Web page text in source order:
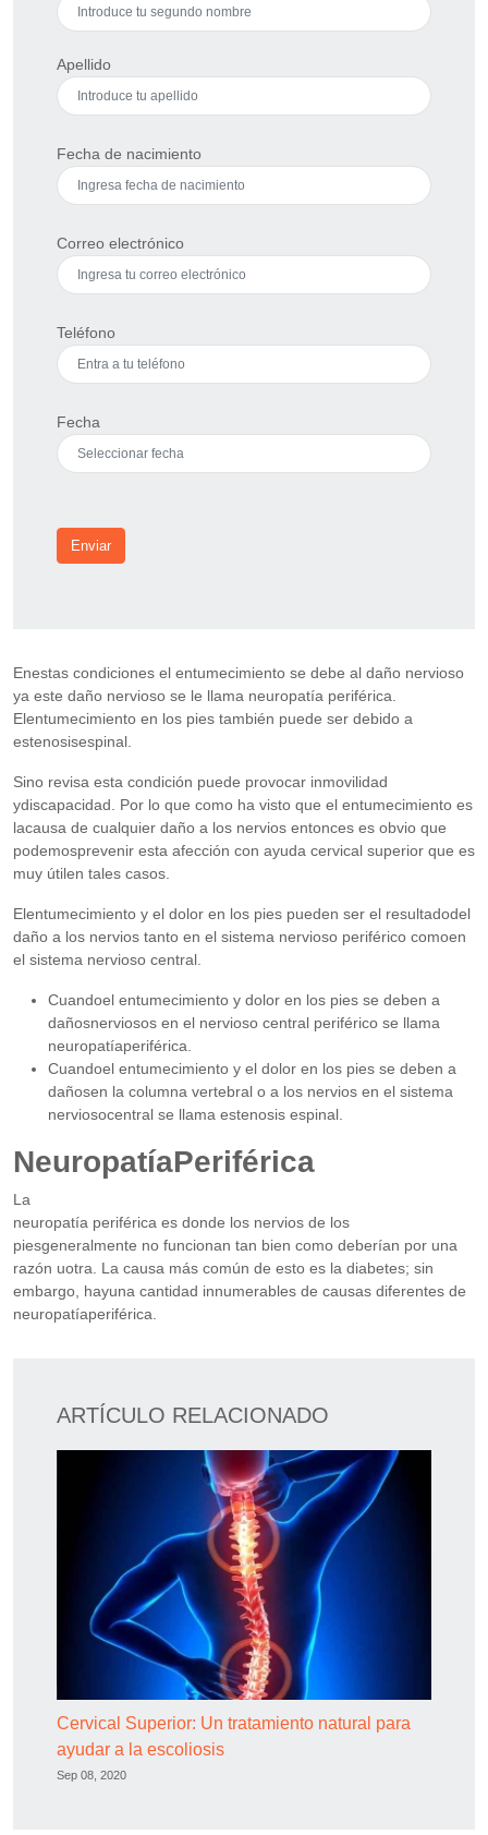
Apellido
Fecha de nacimiento
Correo electrónico
Teléfono
Fecha
Enviar
Enestas condiciones el entumecimiento se debe al daño nervioso
ya este daño nervioso se le llama neuropatía periférica.
Elentumecimiento en los pies también puede ser debido a
estenosisespinal.
Sino revisa esta condición puede provocar inmovilidad
ydiscapacidad. Por lo que como ha visto que el entumecimiento es
lacausa de cualquier daño a los nervios entonces es obvio que
podemosprevenir esta afección con ayuda cervical superior que es
muy útilen tales casos.
Elentumecimiento y el dolor en los pies pueden ser el resultadodel
daño a los nervios tanto en el sistema nervioso periférico comoen
el sistema nervioso central.
Cuandoel entumecimiento y dolor en los pies se deben a
dañosnerviosos en el nervioso central periférico se llama
neuropatíaperiférica.
Cuandoel entumecimiento y el dolor en los pies se deben a
dañosen la columna vertebral o a los nervios en el sistema
nerviosocentral se llama estenosis espinal.
NeuropatíaPeriférica
La
neuropatía periférica es donde los nervios de los
piesgeneralmente no funcionan tan bien como deberían por una
razón uotra. La causa más común de esto es la diabetes; sin
embargo, hayuna cantidad innumerables de causas diferentes de
neuropatíaperiférica.
ARTÍCULO RELACIONADO
Cervical Superior: Un tratamiento natural para
ayudar a la escoliosis
Sep 08, 2020